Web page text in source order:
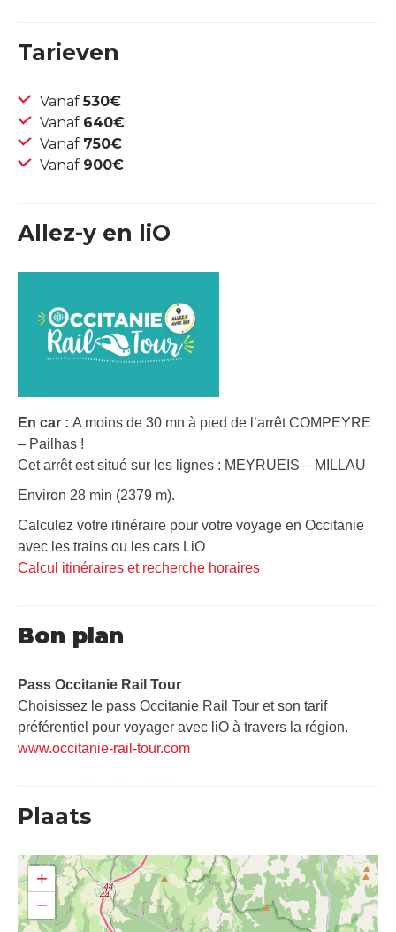
Tarieven
Vanaf530€
Vanaf 640€
Vanaf 750€
Vanaf 900€
Allez-y en liO
En car : A moins de 30 mn à pied de l’arrêt COMPEYRE
– Pailhas !
Cet arrêt est situé sur les lignes : MEYRUEIS – MILLAU
Environ 28 min (2379 m).
Calculez votre itinéraire pour votre voyage en Occitanie
avec les trains ou les cars LiO
Calcul itinéraires et recherche horaires
Bon plan
Pass Occitanie Rail Tour​
Choisissez le pass Occitanie Rail Tour et son tarif
préférentiel pour voyager avec liO à travers la région.
www.occitanie-rail-tour.com
Plaats
+
−